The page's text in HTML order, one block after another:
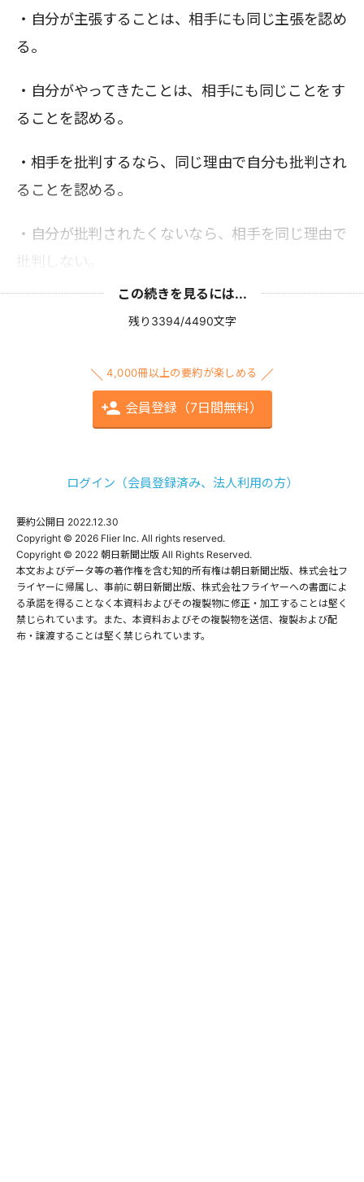
・自分が主張することは、相手にも同じ主張を認め
る。
・自分がやってきたことは、相手にも同じことをす
ることを認める。
・相手を批判するなら、同じ理由で自分も批判され
ることを認める。
・自分が批判されたくないなら、相手を同じ理由で
批判しない。
この続きを見るには...
残り3394/4490文字
4,000冊以上の要約が楽しめる
会員登録（7日間無料）
ログイン（会員登録済み、法人利用の方）
要約公開日 2022.12.30
Copyright © 2026 Flier Inc. All rights reserved.
Copyright © 2022 朝日新聞出版 All Rights Reserved.
本文およびデータ等の著作権を含む知的所有権は朝日新聞出版、株式会社フ
ライヤーに帰属し、事前に朝日新聞出版、株式会社フライヤーへの書面によ
る承諾を得ることなく本資料およびその複製物に修正・加工することは堅く
禁じられています。また、本資料およびその複製物を送信、複製および配
布・譲渡することは堅く禁じられています。